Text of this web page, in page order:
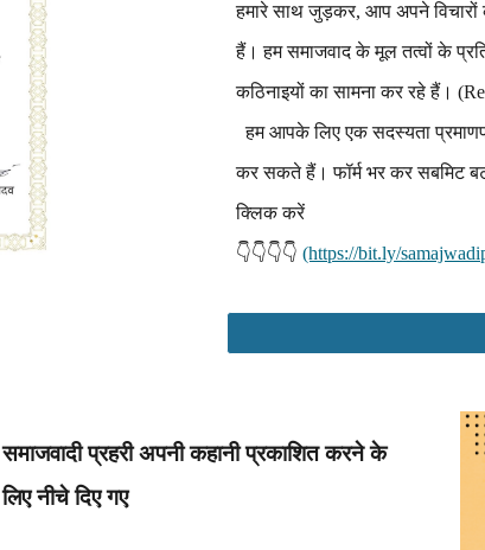
हमारे साथ जुड़कर, आप अपने विचारों
हैं। हम समाजवाद के मूल तत्वों के
कठिनाइयों का सामना कर रहे हैं।
हम आपके लिए एक सदस्यता
कर सकते हैं। फॉर्म भर कर सबमिट
क्लिक करें
👇👇👇👇(https://bit.ly/
समाजवादी प्रहरी अपनी कहानी प्रकाशित करने के
लिए नीचे दिए गए